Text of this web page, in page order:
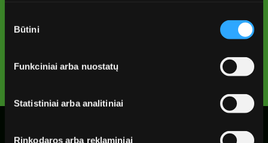
pasirinkimas
Būtini
Funkciniai arba nuostatų
Statistiniai arba analitiniai
Rinkodaros arba reklaminiai